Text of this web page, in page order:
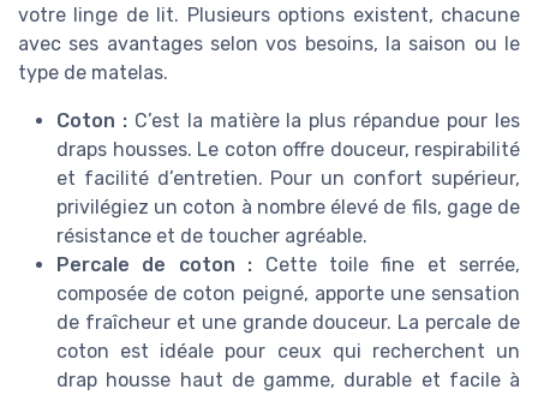
votre linge de lit. Plusieurs options existent, chacune
avec ses avantages selon vos besoins, la saison ou le
type de matelas.
Coton :C’est la matière la plus répandue pour les
draps housses. Le coton offre douceur, respirabilité
et facilité d’entretien. Pour un confort supérieur,
privilégiez un coton à nombre élevé de fils, gage de
résistance et de toucher agréable.
Percale de coton : Cette toile fine et serrée,
composée de coton peigné, apporte une sensation
de fraîcheur et une grande douceur. La percale de
coton est idéale pour ceux qui recherchent un
drap housse haut de gamme, durable et facile à